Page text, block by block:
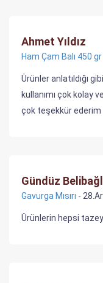
Ahmet Yıldız
Ham Çam Balı 450 gr
Ürünler anlatıldığı
kullanımı çok kolay
çok teşekkür ederim
Gündüz
Gavurga Mısırı -
Ürünlerin hepsi